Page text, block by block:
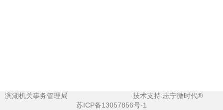
技术支持:志宁微时代®
滨湖机关事务管理局
苏ICP备13057856号-1